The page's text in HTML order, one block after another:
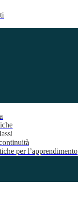
per l’apprendimento